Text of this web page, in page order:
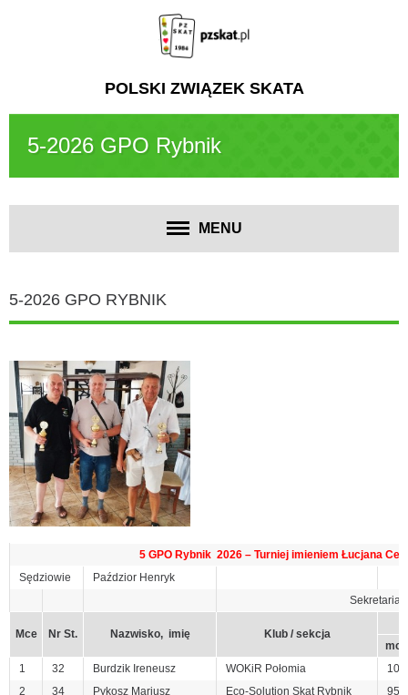
POLSKI ZWIĄZEK SKATA
5-2026 GPO Rybnik
MENU
5-2026 GPO RYBNIK
5 GPO Rybnik 2026 – Turniej imieniem Łucjana
Sędziowie
Paździor Henryk
Sekretariat:
Mce Nr St. Nazwisko, imię
Klub / sekcja
mce
1
32 Burdzik Ireneusz WOKiR Połomia
100
2
34 Pykosz Mariusz Eco-Solution Skat Rybnik
95